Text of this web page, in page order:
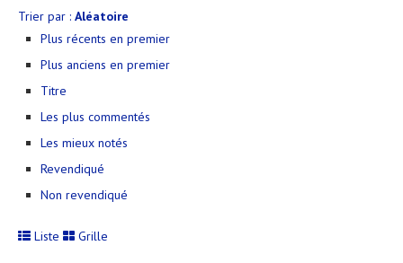
Trier par : Aléatoire
Plus récents en premier
Plus anciens en premier
Titre
Les plus commentés
Les mieux notés
Revendiqué
Non revendiqué
Liste Grille